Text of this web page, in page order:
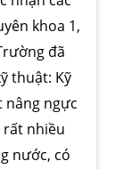
khoa 1,
đã
thuật: Kỹ
nâng ngực
rất nhiều
nước, có